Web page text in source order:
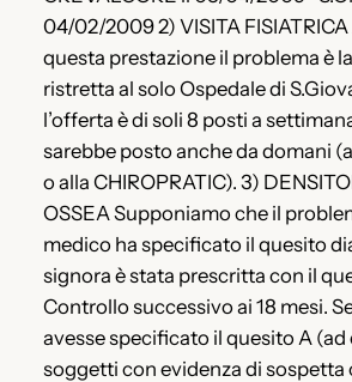
04/02/2009 2) VISITA
questa prestazione il problema è
ristretta al solo Ospedale di
l’offerta è di soli 8 posti a
sarebbe posto anche da domani
o alla CHIROPRATIC). 3)
OSSEA Supponiamo che il
medico ha specificato il quesito
signora è stata prescritta con il
Controllo successivo ai 18 mesi.
avesse specificato il quesito A (ad
soggetti con evidenza di sospetta